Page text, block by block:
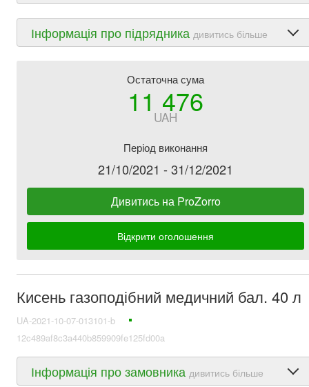
Інформація про підрядника дивитись більше
Остаточна сума
11 476
UAH
Період виконання
21/10/2021 - 31/12/2021
Дивитись на ProZorro
Відкрити оголошення
Кисень газоподібний медичний бал. 40 л
UA-2021-10-07-013101-b
12c489af8c3a440b859909fe125fd00a
Інформація про замовника дивитись більше